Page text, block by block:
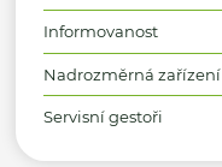
Informovanost
Nadrozměrná zařízení
Servisní gestoři